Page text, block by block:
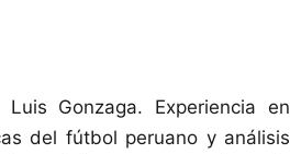
Gonzaga. Experiencia en
del fútbol peruano y análisis